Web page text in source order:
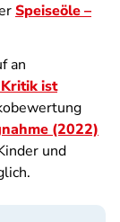
Speiseöle –
an
ist
(2022)
und